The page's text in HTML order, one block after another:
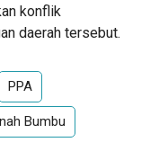
konflik
daerah tersebut.
PPA
Bumbu